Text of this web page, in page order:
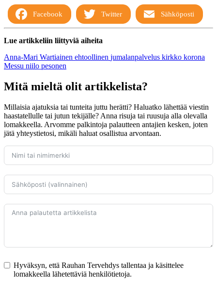
Facebook Twitter Sähköposti
Lue artikkeliin liittyviä aiheita
Anna-Mari Wartiainen ehtoollinen jumalanpalvelus kirkko korona
Messu niilo pesonen
Mitä mieltä olit artikkelista?
Millaisia ajatuksia tai tunteita juttu herätti? Haluatko lähettää viestin
haastatellulle tai jutun tekijälle? Anna risuja tai ruusuja alla olevalla
lomakkeella. Arvomme palkintoja palautteen antajien kesken, joten
jätä yhteystietosi, mikäli haluat osallistua arvontaan.
Hyväksyn, että Rauhan Tervehdys tallentaa ja käsittelee
lomakkeella lähetettäviä henkilötietoja.